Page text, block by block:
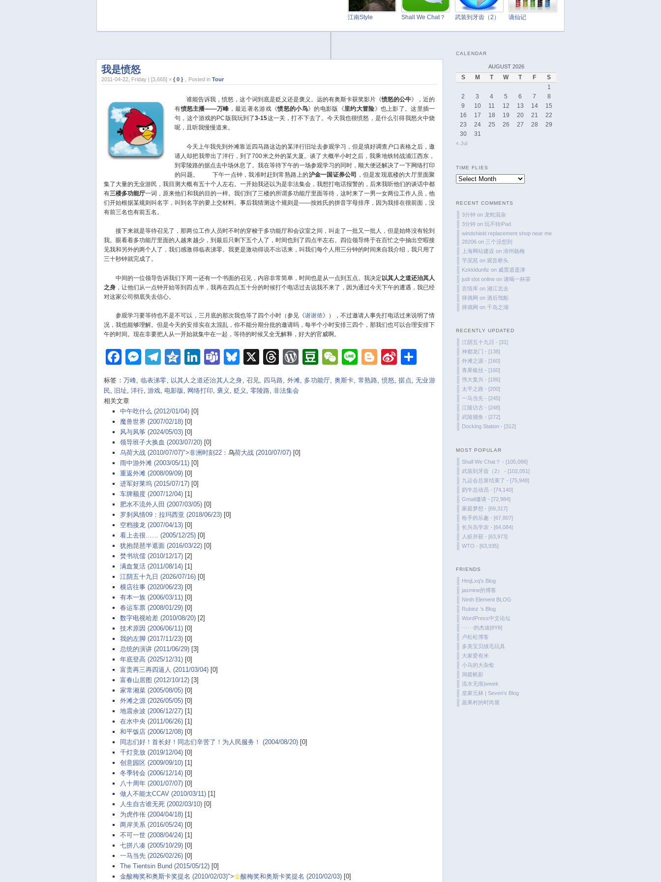
江南Style Shall We Chat？ 武装到牙齿（2） 谪仙记
我是愤怒
2011-04-22, Friday | [3,665] × { 0 } ，Posted in Tour
谁能告诉我，愤怒，这个词到底是贬义还是褒义。远的有奥斯卡获奖影片《愤怒的公牛》，近的
有愤怒主播——万峰 ，最近著名游戏《愤怒的小鸟》的电影版《里约大冒险》也上影了。这里插一
句，这个游戏的PC版我玩到了3-15这一关，打不下去了。今天我也很愤怒，是什么引得我怒火中烧
呢，且听我慢慢道来。
今天上午我先到外滩靠近四马路这边的某洋行旧址去参观学习，但是填好调查户口表格之后，邀
请人却把我带出了洋行，到了700米之外的某大厦。谈了大概半小时之后，我乘地铁转战浦江西东，
到零陵路的据点去中场休息了。我在等待下午的一场参观学习的同时，顺大便还解决了一下网络打印
的问题。
下午一点钟，我准时赶到常熟路上的沪金一国证券公司 ，但是发现底楼的大厅里面聚
集了大量的无业游民，我目测大概有五十个人左右。一开始我还以为是非法集会，我想打电话报警的，后来我听他们的谈话中都
有三楼多功能厅一词，原来他们和我的目的一样。我们到了三楼的所谓多功能厅里面等待，这时来了一男一女两位工作人员，他
们开始根据某规则叫名字，叫到名字的要上交材料。事后我猜测这个规则是——按姓氏的拼音字母排序，因为我排在很前面，没
有前三名也有前五名。
接下来就是等待召见了，那两位工作人员时不时的穿梭于多功能厅和会议室之间，叫走了一批又一批人，但是始终没有轮到
我。眼看着多功能厅里面的人越来越少，到最后只剩下五个人了，时间也到了四点半左右。四位领导终于在百忙之中抽出空暇接
见我和另外的两个人了，我们感激得临表涕零。我更是激动得说不出话来，叫我们每个人用三分钟的时间来自我介绍，我只用了
三十秒钟就完成了。
中间的一位领导告诉我们下周一还有一个书面的召见，内容非常简单，时间也是从一点到五点。我决定 以其人之道还治其人
之身 ，让他们从一点钟开始等到四点半，我再在四点五十分的时候打个电话过去说我不来了，因为通过今天下午的遭遇，我已经
对这家公司彻底失去信心。
参观学习要等待也不是不可以，三月底的那次我也等了四个小时（参见《谢谢侬》），不过邀请人事先打电话过来说明了情
况，我也能够理解。但是今天的安排实在太混乱，你不能分期分批的邀请吗，每半个小时安排三四个，那我们也可以合理安排下
午的时间。现在非要把人从一开始就集中在一起，等待的时候又全无解释，好大的官威啊。
Facebook
Messenger
Telegram
Qzone
LinkedIn
TeamsBluesky
X Threads
WordPress
Douban
WeChat
LineBlogger
Sina
Weibo
Share
标签： 万峰 临表涕零 以其人之道还治其人之身 召见 四马路 外滩 多功能厅 奥斯卡 常熟路 愤怒 ,据点 ,无业游
民
旧址 ,洋行 ,游戏 电影版 网络打印 ,褒义 贬义 ,零陵路 ,非法集会
相关文章
中午吃什么 (2012/01/04)[0]
魔兽世界 (2007/02/18)[0]
风与风筝 (2024/05/03)[0]
领导班子大换血 (2003/07/20)[0]
乌荷大战 (2010/07/07)">非洲时刻22： 乌荷大战 (2010/07/07)[0]
雨中游外滩 (2003/05/11)[0]
重返外滩 (2008/09/09)[0]
进军好莱坞 (2015/07/17)[0]
车牌额度 (2007/12/04)[1]
肥水不流外人田 (2007/03/05)[0]
罗刹风情09：拉玛西亚 (2018/06/23)[0]
空档接龙 (2007/04/13)[0]
看上去很…… (2005/12/25)[0]
犹抱琵琶半遮面 (2016/03/22)[0]
焚书坑儒 (2010/12/17)[2]
满血复活 (2011/08/14)[1]
江阴五十九日 (2026/07/16)[0]
横店往事 (2020/06/23)[0]
有本一族 (2006/03/11)[0]
春运车票 (2008/01/29)[0]
数字电视哈差 (2010/08/20)[2]
技术原因 (2006/06/11)[0]
我的左脚 (2017/11/23)[0]
总统的演讲 (2011/06/29)[3]
年底登高 (2025/12/31)[0]
富贵再三再四逼人 (2011/03/04)[0]
富春山居图 (2012/10/12)[3]
家常湘菜 (2005/08/05)[0]
外滩之源 (2026/05/05)[0]
地震余波 (2006/12/27)[1]
在水中央 (2011/06/26)[1]
和平饭店 (2006/12/08)[0]
同志们好！首长好！同志们辛苦了！为人民服务！ (2004/08/20)[0]
千灯竞放 (2019/12/04)[0]
创意园区 (2009/09/10)[1]
冬季转会 (2006/12/14)[0]
八十周年 (2001/07/07)[0]
做人不能太CCAV (2010/03/11)[1]
人生自古谁无死 (2002/03/10)[0]
为虎作伥 (2004/04/18)[1]
两岸关系 (2016/05/24)[0]
不可一世 (2008/04/24)[1]
七拼八凑 (2005/10/29)[0]
一马当先 (2026/02/26)[0]
The Tientsin Bund (2015/05/12)[0]
金酸梅奖和奥斯卡奖提名 (2010/02/03)">金酸梅奖和奥斯卡奖提名 (2010/02/03)[0]
CALENDAR
AUGUST 2026
S M T W T F
S
1
2
3 4 5 6 7
8
9
10 11 12 13 14
15
16
17 18 19 20 21
22
23
24 25 26 27 28
29
30
31
« Jul
TIME FLIES
Time
RECENT COMMENTS
3分钟 on 龙蛇混杂
3分钟 on 玩不转iPad
windshield replacement shop near me
28206 on 三个没想到
上海网站建设 on 漳州杨梅
芋泥苑 on 观音桥头
Kzkkldunfiz on 威震逍遥津
judi slot online on 请喝一杯茶
言情库 on 湘江北去
择偶网 on 酒后驾船
择偶网 on 千岛之湖
RECENTLY UPDATED
江阴五十九日 - [31]
神都龙门 - [138]
外滩之源 - [160]
青果银丝 - [160]
伟大复兴 - [186]
太平之路 - [200]
一马当先 - [245]
江陵访古 - [248]
武陵捕鱼 - [272]
Docking Station - [312]
MOST POPULAR
Shall We Chat？ - [105,086]
武装到牙齿（2） - [102,051]
九运会总算结束了 - [75,948]
奶牛总动员 - [74,140]
Gmail邀请 - [72,984]
家庭梦想 - [69,317]
枪手的乐趣 - [67,807]
长兴岛学农 - [64,084]
人赃并获 - [63,973]
WTO - [63,935]
FRIENDS
HmjLxq's Blog
jasmine的博客
Ninth Element BLOG
Rubinz ’s Blog
WordPress中文论坛
······的杰迪[θYθ]
卢松松博客
多美宝贝绒毛玩具
大家爱有米
小马的大杂烩
洞庭帆影
流水无痕|wwek
皇家元林 | Seven’s Blog
蔬果村的时尚屋